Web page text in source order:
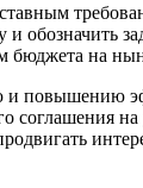
обоз­начить
бюд­жета на
повышению
со­глашения